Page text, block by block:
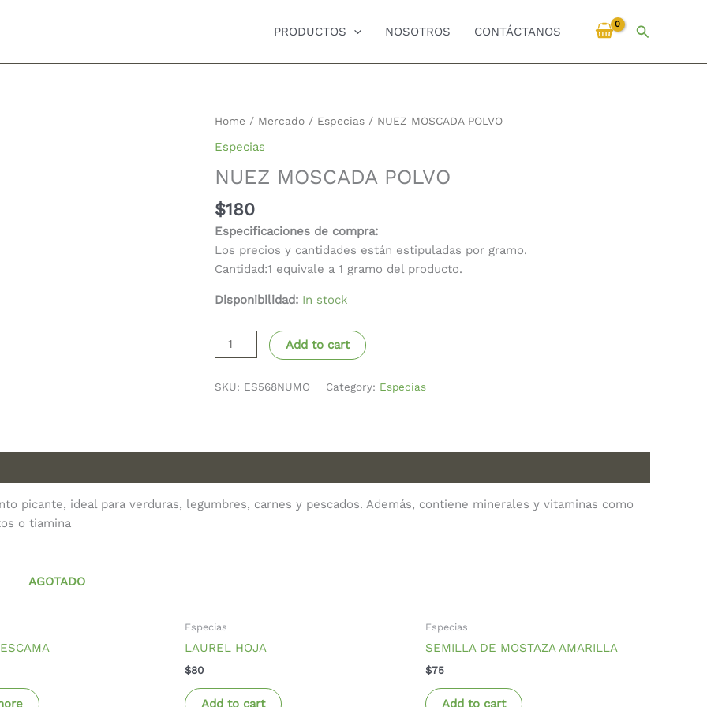
PRODUCTOS NOSOTROS CONTÁCTANOS Buscar
Home / Mercado / Especias / NUEZ MOSCADA POLVO
Especias
NUEZ MOSCADA POLVO
$180
Especificaciones de compra:
Los precios y cantidades están estipuladas por gramo.
Cantidad:1 equivale a 1 gramo del producto.
Disponibilidad: In stock
NUEZ
MOSCADA
POLVO
quantity
Add to cart
SKU: ES568NUMO Category: Especias
picante, ideal para verduras, legumbres, carnes y pescados. Además, contiene minerales y vitaminas como
o tiamina
AGOTADO
Especias
LAUREL HOJA
$80
Add to cart
Especias
SEMILLA DE MOSTAZA AMARILLA
$75
Add to cart